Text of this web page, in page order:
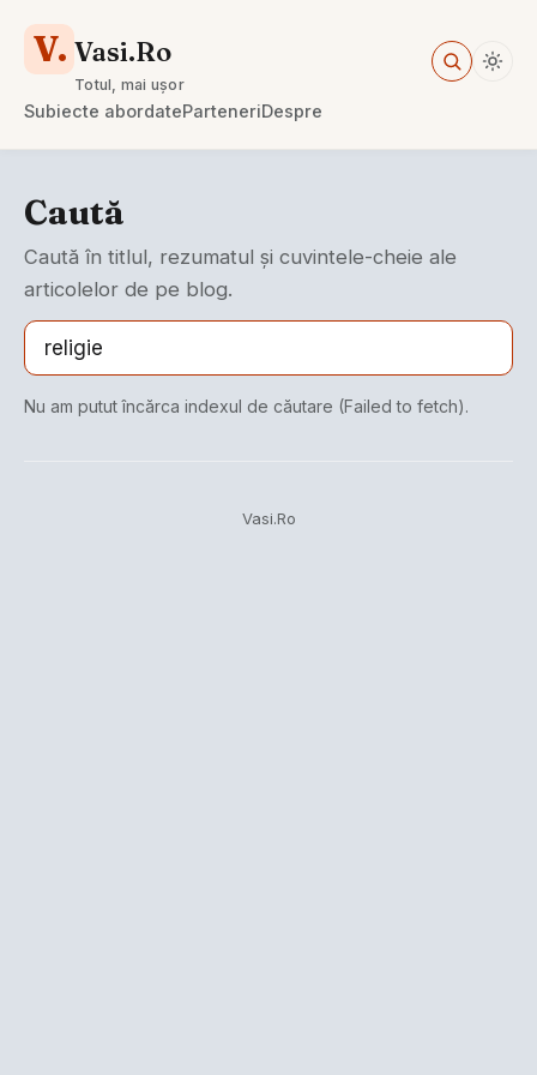
V. Vasi.Ro
Totul, mai ușor
Subiecte abordateParteneriDespre
Caută
Caută în titlul, rezumatul și cuvintele-cheie ale
articolelor de pe blog.
Nu am putut încărca indexul de căutare (Failed to fetch).
Vasi.Ro